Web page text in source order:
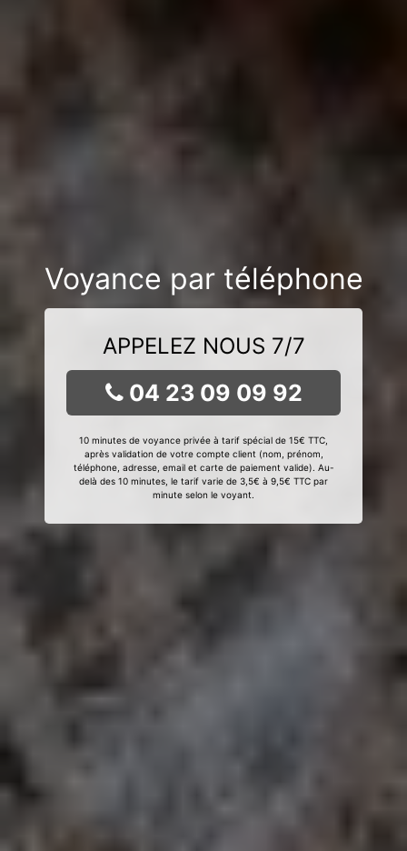
Voyance par téléphone
APPELEZ NOUS 7/7
04 23 09 09 92
10 minutes de voyance privée à tarif spécial de 15€ TTC,
après validation de votre compte client (nom, prénom,
téléphone, adresse, email et carte de paiement valide). Au-
delà des 10 minutes, le tarif varie de 3,5€ à 9,5€ TTC par
minute selon le voyant.